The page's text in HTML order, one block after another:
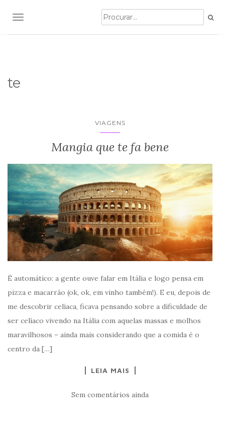
TOGGLE NAVIGATION
te
VIAGENS
Mangia que te fa bene
É automático: a gente ouve falar em Itália e logo pensa em
pizza e macarrão (ok, ok, em vinho também!). E eu, depois de
me descobrir celíaca, ficava pensando sobre a dificuldade de
ser celíaco vivendo na Itália com aquelas massas e molhos
maravilhosos – ainda mais considerando que a comida é o
centro da […]
LEIA MAIS
Sem comentários ainda